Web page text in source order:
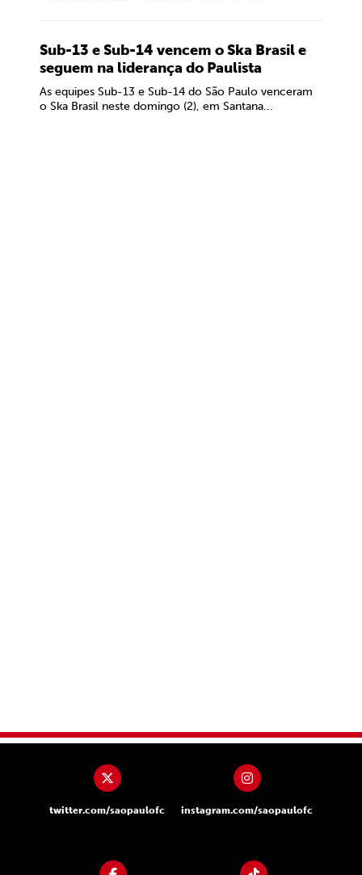
Sub-13 e Sub-14 vencem o Ska Brasil e
seguem na liderança do Paulista
As equipes Sub-13 e Sub-14 do São Paulo venceram
o Ska Brasil neste domingo (2), em Santana...
twitter.com/saopaulofc instagram.com/saopaulofc